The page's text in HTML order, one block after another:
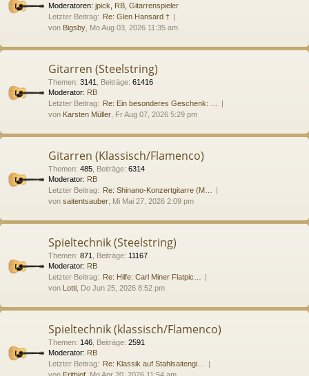
Moderatoren: jpick RB Gitarrenspieler
Letzter Beitrag: Re: Glen Hansard †
von Bigsby , Mo Aug 03, 2026 11:35 am
Gitarren (Steelstring)
Themen: 3141 Beiträge: 61416
Moderator: RB
Letzter Beitrag: Re: Ein besonderes Geschenk: …
von Karsten Müller , Fr Aug 07, 2026 5:29 pm
Gitarren (Klassisch/Flamenco)
Themen: 485 Beiträge: 6314
Moderator: RB
Letzter Beitrag: Re: Shinano-Konzertgitarre (M…
von saitentsauber , Mi Mai 27, 2026 2:09 pm
Spieltechnik (Steelstring)
Themen: 871 Beiträge: 11167
Moderator: RB
Letzter Beitrag: Re: Hilfe: Carl Miner Flatpic…
von Lotti , Do Jun 25, 2026 8:52 pm
Spieltechnik (klassisch/Flamenco)
Themen: 146 Beiträge: 2591
Moderator: RB
Letzter Beitrag: Re: Klassik auf Stahlsaitengi…
von Frithjof , Mo Apr 20, 2026 11:54 am